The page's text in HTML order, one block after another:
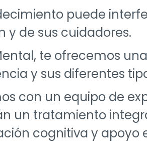
puede
y de sus cuidadores.
te ofrecemos
y sus diferentes
con un equipo de
un tratamiento
cognitiva y apoyo